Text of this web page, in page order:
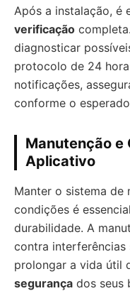
Após a instalação, é
verificação
diagnosticar
protocolo de 24
notificações,
conforme o
Manutenção e
Aplicativo
Manter o sistema de
condições é
durabilidade. A
contra interferências
prolongar a vida útil
segurança dos seus